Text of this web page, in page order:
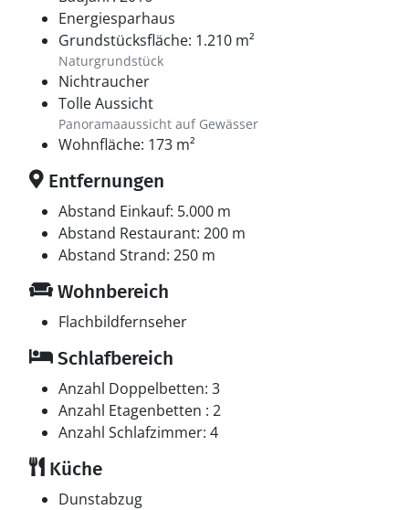
Energiesparhaus
Grundstücksfläche: 1.210 m²
Naturgrundstück
Nichtraucher
Tolle Aussicht
Panoramaaussicht auf Gewässer
Wohnfläche: 173 m²
Entfernungen
Abstand Einkauf: 5.000 m
Abstand Restaurant: 200 m
Abstand Strand: 250 m
Wohnbereich
Flachbildfernseher
Schlafbereich
Anzahl Doppelbetten: 3
Anzahl Etagenbetten : 2
Anzahl Schlafzimmer: 4
Küche
Dunstabzug